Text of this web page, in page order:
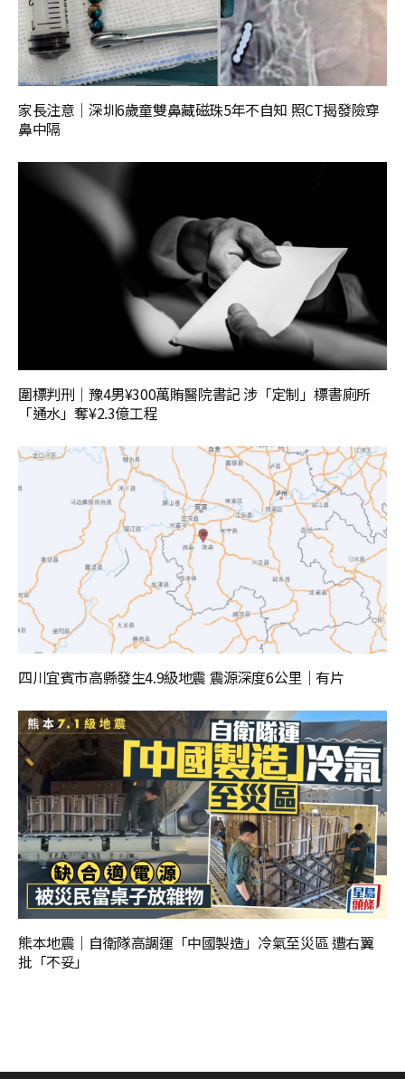
家長注意｜深圳6歲童雙鼻藏磁珠5年不自知 照CT揭發險穿
鼻中隔
圍標判刑｜豫4男¥300萬賄醫院書記 涉「定制」標書廁所
「通水」奪¥2.3億工程
四川宜賓市高縣發生4.9級地震 震源深度6公里｜有片
熊本地震｜自衛隊高調運「中國製造」冷氣至災區 遭右翼
批「不妥」